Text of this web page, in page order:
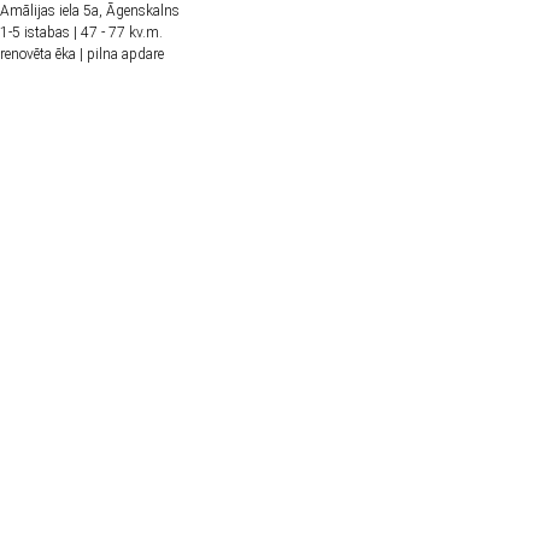
Amālijas iela 5a, Āgenskalns
1-5 istabas | 47 - 77 kv.m.
renovēta ēka | pilna apdare